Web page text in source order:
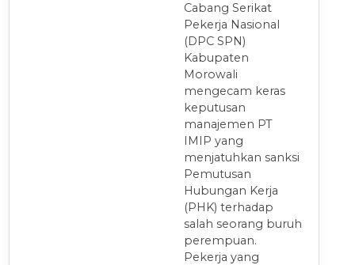
Cabang Serikat
Pekerja Nasional
(DPC SPN)
Kabupaten
Morowali
mengecam keras
keputusan
manajemen PT
IMIP yang
menjatuhkan sanksi
Pemutusan
Hubungan Kerja
(PHK) terhadap
salah seorang buruh
perempuan.
Pekerja yang